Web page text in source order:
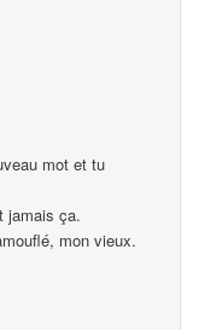
mot et tu
jamais ça.
mon vieux.